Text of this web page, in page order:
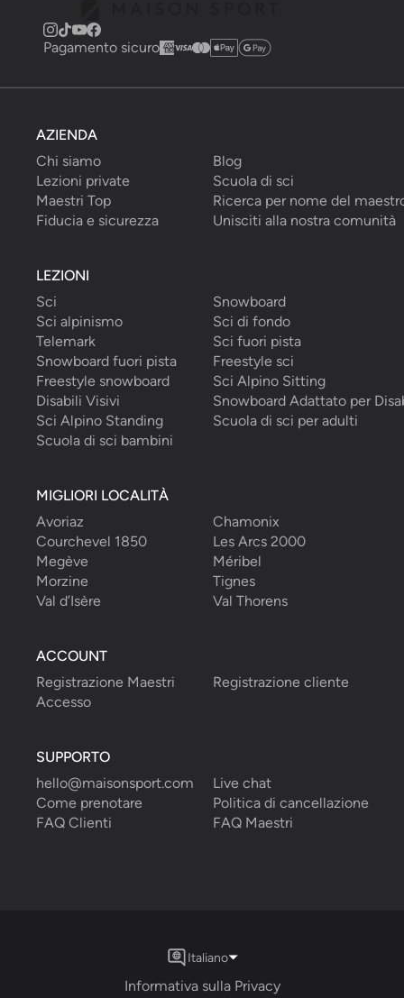
Pagamento sicuro
AZIENDA
Chi siamo
Blog
Lezioni private
Scuola di sci
Maestri Top
Ricerca per nome del
Fiducia e sicurezza
Unisciti alla nostra comunità
LEZIONI
Sci
Snowboard
Sci alpinismo
Sci di fondo
Telemark
Sci fuori pista
Snowboard fuori pista
Freestyle sci
Freestyle snowboard
Sci Alpino Sitting
Disabili Visivi
Snowboard Adattato per
Sci Alpino Standing
Scuola di sci per adulti
Scuola di sci bambini
MIGLIORI LOCALITÀ
Avoriaz
Chamonix
Courchevel 1850
Les Arcs 2000
Megève
Méribel
Morzine
Tignes
Val d’Isère
Val Thorens
ACCOUNT
Registrazione Maestri
Registrazione cliente
Accesso
SUPPORTO
hello@maisonsport.com
Live chat
Come prenotare
Politica di cancellazione
FAQ Clienti
FAQ Maestri
Informativa sulla Privacy
Italiano